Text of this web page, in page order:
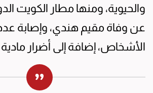
والحيوية، ومنها مطار الكويت
عن وفاة مقيم هندي، وإصابة
الأشخاص، إضافة إلى أضرار